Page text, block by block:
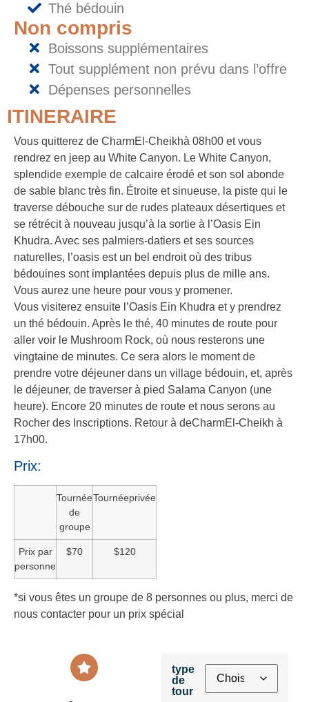
Thé bédouin
Non compris
Boissons supplémentaires
Tout supplément non prévu dans l’offre
Dépenses personnelles
ITINERAIRE
Vous quitterez de CharmEl-Cheikhà 08h00 et vous
rendrez en jeep au White Canyon. Le White Canyon,
splendide exemple de calcaire érodé et son sol abonde
de sable blanc très fin. Étroite et sinueuse, la piste qui le
traverse débouche sur de rudes plateaux désertiques et
se rétrécit à nouveau jusqu’à la sortie à l’Oasis Ein
Khudra. Avec ses palmiers-datiers et ses sources
naturelles, l’oasis est un bel endroit où des tribus
bédouines sont implantées depuis plus de mille ans.
Vous aurez une heure pour vous y promener.
Vous visiterez ensuite l’Oasis Ein Khudra et y prendrez
un thé bédouin. Après le thé, 40 minutes de route pour
aller voir le Mushroom Rock, où nous resterons une
vingtaine de minutes. Ce sera alors le moment de
prendre votre déjeuner dans un village bédouin, et, après
le déjeuner, de traverser à pied Salama Canyon (une
heure). Encore 20 minutes de route et nous serons au
Rocher des Inscriptions. Retour à deCharmEl-Cheikh à
17h00.
Prix:
Tournée
de
groupe
Tournéeprivée
Prix par
personne
$70 $120
*si vous êtes un groupe de 8 personnes ou plus, merci de
nous contacter pour un prix spécial
type
de
tour